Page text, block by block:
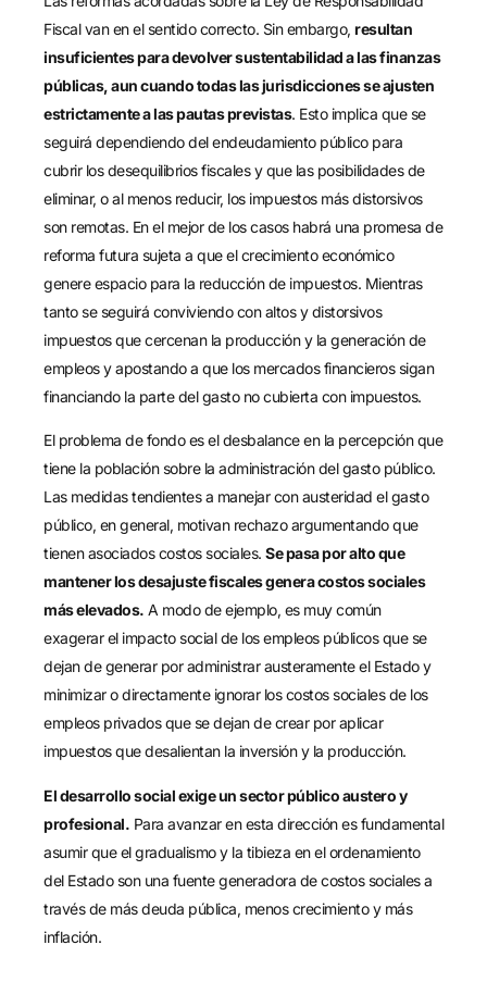
Fiscal van en el sentido correcto. Sin embargo, resultan
insuficientes para devolver sustentabilidad a las finanzas
públicas, aun cuando todas las jurisdicciones se ajusten
estrictamente a las pautas previstas. Esto implica que se
seguirá dependiendo del endeudamiento público para
cubrir los desequilibrios fiscales y que las posibilidades de
eliminar, o al menos reducir, los impuestos más distorsivos
son remotas. En el mejor de los casos habrá una promesa de
reforma futura sujeta a que el crecimiento económico
genere espacio para la reducción de impuestos. Mientras
tanto se seguirá conviviendo con altos y distorsivos
impuestos que cercenan la producción y la generación de
empleos y apostando a que los mercados financieros sigan
financiando la parte del gasto no cubierta con impuestos.
El problema de fondo es el desbalance en la percepción que
tiene la población sobre la administración del gasto público.
Las medidas tendientes a manejar con austeridad el gasto
público, en general, motivan rechazo argumentando que
tienen asociados costos sociales. Se pasa por alto que
mantener los desajuste fiscales genera costos sociales
más elevados. A modo de ejemplo, es muy común
exagerar el impacto social de los empleos públicos que se
dejan de generar por administrar austeramente el Estado y
minimizar o directamente ignorar los costos sociales de los
empleos privados que se dejan de crear por aplicar
impuestos que desalientan la inversión y la producción.
El desarrollo social exige un sector público austero y
profesional. Para avanzar en esta dirección es fundamental
asumir que el gradualismo y la tibieza en el ordenamiento
del Estado son una fuente generadora de costos sociales a
través de más deuda pública, menos crecimiento y más
inflación.